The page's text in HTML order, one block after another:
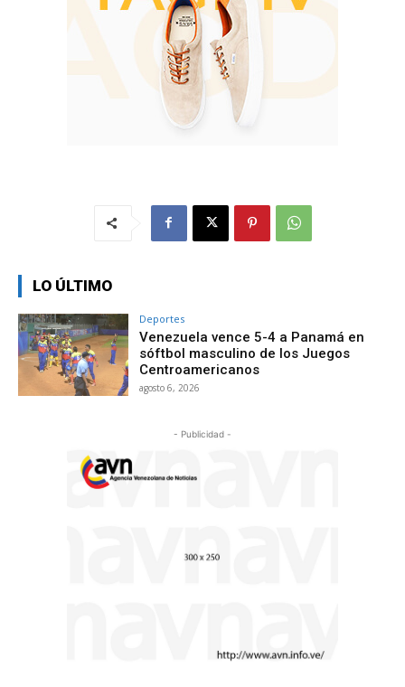
LO ÚLTIMO
Deportes
Venezuela vence 5-4 a Panamá en
sóftbol masculino de los Juegos
Centroamericanos
agosto 6, 2026
- Publicidad -